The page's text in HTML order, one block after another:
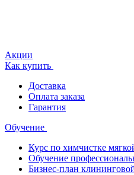
Акции
Как купить
Доставка
Оплата заказа
Гарантия
Обучение
Курс по химчистке
Обучение
Бизнес-план